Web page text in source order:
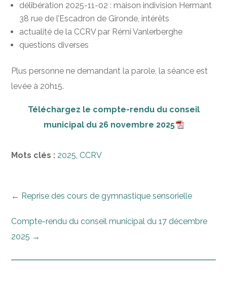
délibération 2025-11-02 : maison indivision Hermant
38 rue de l’Escadron de Gironde, intérêts
actualité de la CCRV par Rémi Vanlerberghe
questions diverses
Plus personne ne demandant la parole, la séance est
levée à 20h15.
Téléchargez le compte-rendu du conseil
municipal du 26 novembre 2025
Mots clés : 2025, CCRV
← Reprise des cours de gymnastique sensorielle
Compte-rendu du conseil municipal du 17 décembre
2025 →